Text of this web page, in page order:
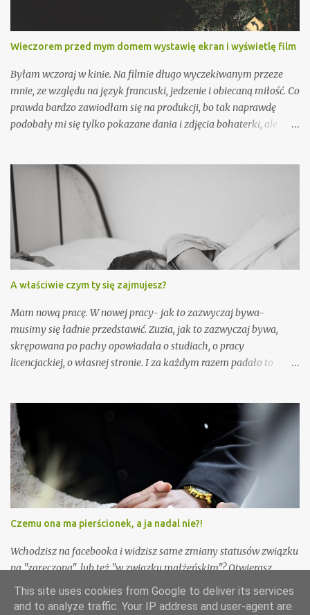
Wieczorem przed mym domem wystawię ekran i wyświetlę film
Byłam wczoraj w kinie. Na filmie długo wyczekiwanym przeze
mnie, ze względu na język francuski, jedzenie i obiecaną miłość. Co
prawda bardzo zawiodłam się na produkcji, bo tak naprawdę
podobały mi się tylko pokazane dania i zdjęcia bohaterki, ale
pytanie... Wyszłam z kina w nostalgicznym nastroju, po czym
uśmiechnęłam się, bo żadnego takowego nie pamiętam.
Powinnam się smucić, ale przecież to może oznaczać, że taki
idealny, przepiękny moment jest jeszcze przede mną. Może to
będzie wymarzone wesele w ogrodzie, może narodziny Ignasia, a
może pierwsze chwile z nowym psem. Wspomnień tych ładnych
mam dość niewiele, ale są one na tyle znaczące, że przypominam
je sobie w najmniej oczekiwanych momentach. Takich jak ta dziś.
Po zjedzonym obiedzie, który swoją drogą wyszedł mi naprawdę
dobrze, zaczęłam myć naczynia. Czasem gdy sprzątam lubię sobie
coś zanucić. I...
A właściwie czym ty się zajmujesz?
Mam nową pracę. W nowej pracy- jak to zazwyczaj bywa-
musimy się ładnie przedstawić. Zuzia, jak to zazwyczaj bywa,
skrępowana po pachy opowiadała o studiach, o pracy
licencjackiej, o własnej stronie. I za każdym razem padało to
każdym razem nie wiedzą czym Karolina zajmuje się w pracy. To
pytanie jest o tyle nurtujące, że ciężko jest mi na nie odpowiedzieć
w kilku dobrych słowach. Zdarza się tak, że pisząc post wiem, że
będzie on zabawny i ciekawy. Są jednak takie dni, że całość
wychodzi dość marnie i smutno. Mam wtedy wrażenie, że moja
mama chce napisać do mnie "może wpadniesz na rosołek w
niedzielę?", tak jakby to miało mi poprawić humor. Czasem
poprawia, a już na pewno w takich sytuacjach jak ostatnio...
Byłam o krok od śmierci. Stała na środku ciemnego tunelu i
wołała "chodź! Chcesz być gorącą laską xs? Chodź! Dodam ci
Czemu ona ma pierścionek, a ja nadal nie?!
Wchodzisz na facebooka i widzisz same zmiany statusów związku
na "zaręczona", lub też "w związku małżeńskim"? Otwierasz
instagrama a tam milion zdjęć rozkosznie śpiących, płaczących,
uśmiechających się, a nawet sikających dzieci? Boisz się wejść na
This site uses cookies from Google to deliver its services
and to analyze traffic. Your IP address and user-agent are